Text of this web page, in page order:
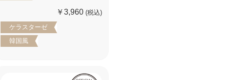
￥3,960 (税込)
ケラスターゼ
韓国風